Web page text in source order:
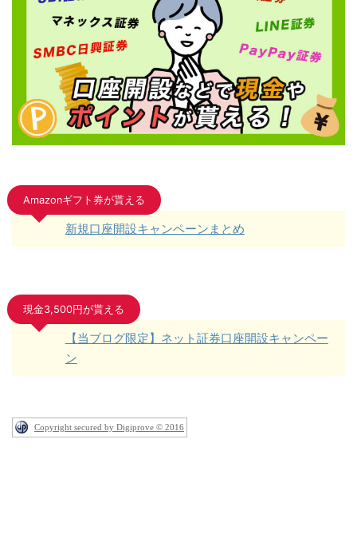
Amazonギフト券が貰える
新規口座開設キャンペーンまとめ
現金3,500円が貰える
【当ブログ限定】ネット証券口座開設キャンペー
ン
Copyright secured by Digiprove © 2016